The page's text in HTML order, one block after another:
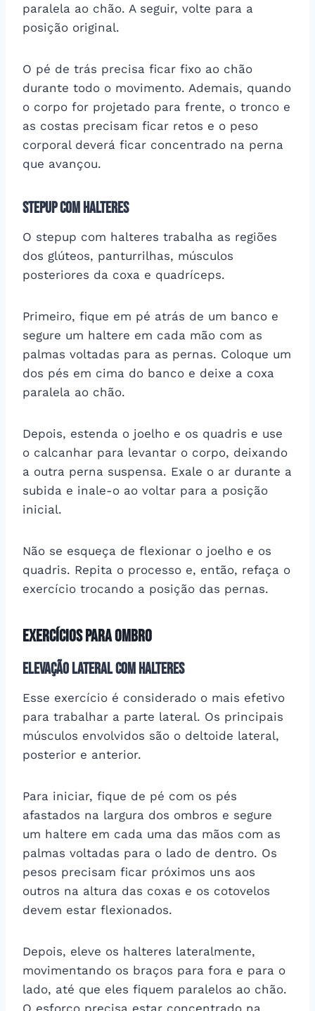
paralela ao chão. A seguir, volte para a
posição original.
O pé de trás precisa ficar fixo ao chão
durante todo o movimento. Ademais, quando
o corpo for projetado para frente, o tronco e
as costas precisam ficar retos e o peso
corporal deverá ficar concentrado na perna
que avançou.
Stepup com halteres
O stepup com halteres trabalha as regiões
dos glúteos, panturrilhas, músculos
posteriores da coxa e quadríceps.
Primeiro, fique em pé atrás de um banco e
segure um haltere em cada mão com as
palmas voltadas para as pernas. Coloque um
dos pés em cima do banco e deixe a coxa
paralela ao chão.
Depois, estenda o joelho e os quadris e use
o calcanhar para levantar o corpo, deixando
a outra perna suspensa. Exale o ar durante a
subida e inale-o ao voltar para a posição
inicial.
Não se esqueça de flexionar o joelho e os
quadris. Repita o processo e, então, refaça o
exercício trocando a posição das pernas.
Exercícios para ombro
Elevação lateral com halteres
Esse exercício é considerado o mais efetivo
para trabalhar a parte lateral. Os principais
músculos envolvidos são o deltoide lateral,
posterior e anterior.
Para iniciar, fique de pé com os pés
afastados na largura dos ombros e segure
um haltere em cada uma das mãos com as
palmas voltadas para o lado de dentro. Os
pesos precisam ficar próximos uns aos
outros na altura das coxas e os cotovelos
devem estar flexionados.
Depois, eleve os halteres lateralmente,
movimentando os braços para fora e para o
lado, até que eles fiquem paralelos ao chão.
O esforço precisa estar concentrado na